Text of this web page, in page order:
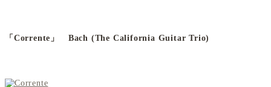
「 Corrente 」 Bach (The California Guitar Trio)